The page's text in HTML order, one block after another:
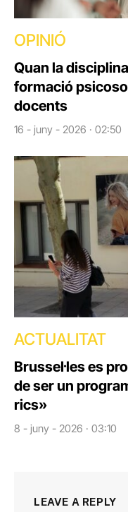
OPINIÓ
Quan la
formació
docents
16 - juny - 2026 · 02:50
ACTUALITAT
Brussel·les es
de ser un
rics»
8 - juny - 2026 · 03:10
LEAVE A REPLY